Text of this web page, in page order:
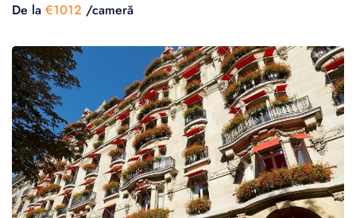
De la €1012 /cameră